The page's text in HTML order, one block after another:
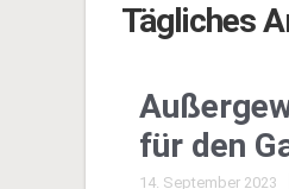
Tägliches
für den
14. September 2023